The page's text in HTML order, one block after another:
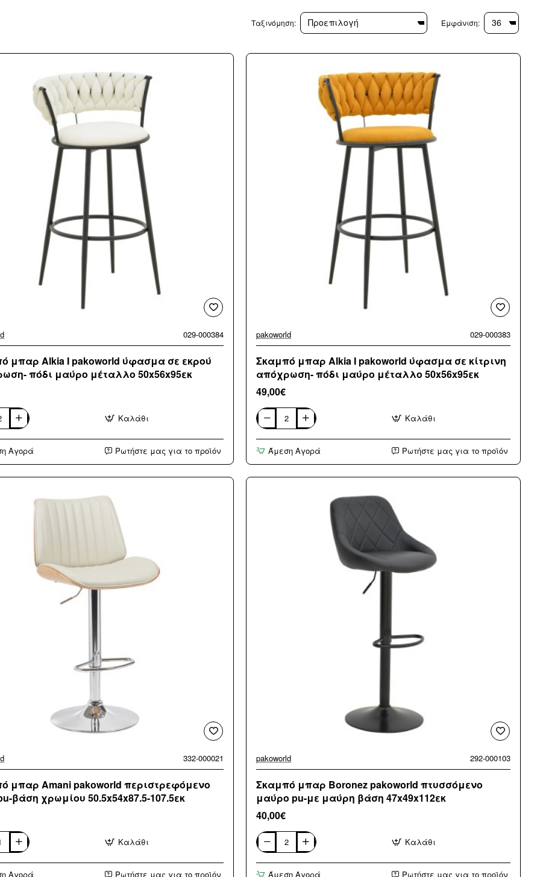
Ταξινόμηση: Εμφάνιση:
029-000384
μπαρ Alkia I pakoworld ύφασμα σε εκρού
πόδι μαύρο μέταλλο 50x56x95εκ
Καλάθι
Αγορά Ρωτήστε μας για το προϊόν
pakoworld 029-000383
Σκαμπό μπαρ Alkia I pakoworld ύφασμα σε κίτρινη
απόχρωση- πόδι μαύρο μέταλλο 50x56x95εκ
49,00€
Σκαμπό
μπαρ
Alkia
I
σε
Καλάθι
Άμεση Αγορά Ρωτήστε μας για το προϊόν
332-000021
μπαρ Amani pakoworld περιστρεφόμενο
βάση χρωμίου 50.5x54x87.5-107.5εκ
Καλάθι
Αγορά Ρωτήστε μας για το προϊόν
pakoworld 292-000103
Σκαμπό μπαρ Boronez pakoworld πτυσσόμενο
μαύρο pu-με μαύρη βάση 47x49x112εκ
40,00€
Σκαμπό
μπαρ
Boronez
pakoworld
Καλάθι
Άμεση Αγορά Ρωτήστε μας για το προϊόν